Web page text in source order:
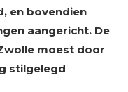
en bovendien
aangericht. De
moest door
stilgelegd